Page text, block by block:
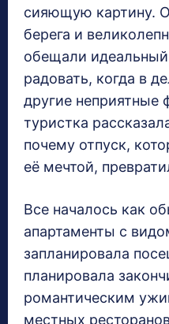
сияющую картину.
берега и
обещали
радовать, когда в
другие неприятные
туристка
почему отпуск,
её мечтой,
Все началось как
апартаменты с
запланировала
планировала
романтическим
местных